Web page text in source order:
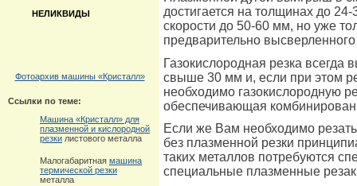
НЕЛИКВИДЫ
Фотоархив машины «Кристалл»
Ссылки по теме:
Машина «Кристалл» для
плазменной и кислородной
резки листового металла
Малогабаритная машина
термической резки
металла
достигается на толщинах до
скорости до 50-60 мм, но уже
предварительно
Газокислородная резка всегда
свыше 30 мм и, если при этом
необходимо газокислородную
обеспечивающая
Если же Вам необходимо
без плазменной резки
таких металлов потребуются
специальные плазменные